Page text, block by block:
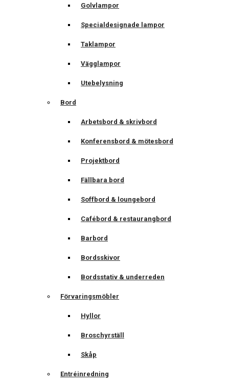
Golvlampor
Specialdesignade lampor
Taklampor
Vägglampor
Utebelysning
Bord
Arbetsbord & skrivbord
Konferensbord & mötesbord
Projektbord
Fällbara bord
Soffbord & loungebord
Cafébord & restaurangbord
Barbord
Bordsskivor
Bordsstativ & underreden
Förvaringsmöbler
Hyllor
Broschyrställ
Skåp
Entréinredning